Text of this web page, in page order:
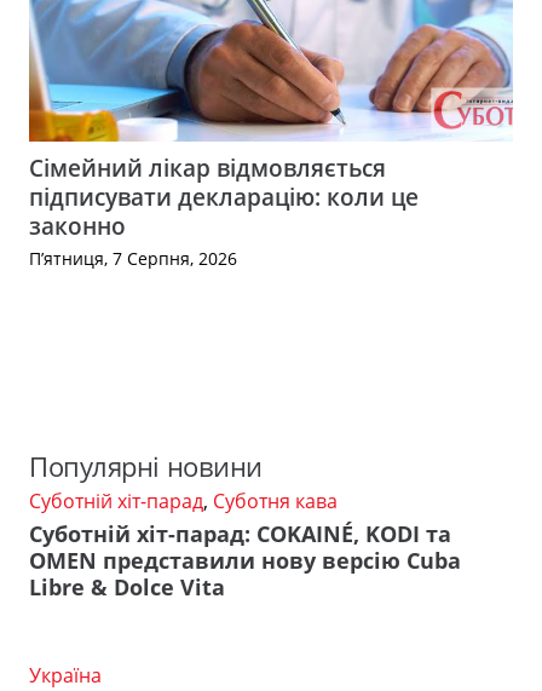
Сімейний лікар відмовляється
підписувати декларацію: коли це
законно
П’ятниця, 7 Серпня, 2026
Популярні новини
Суботній хіт-парад, Суботня кава
Суботній хіт-парад: COKAINÉ, KODI та
OMEN представили нову версію Cuba
Libre & Dolce Vita
Україна